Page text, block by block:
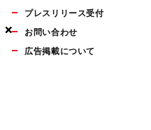
×
×
×
プレスリリース受付
お問い合わせ
広告掲載について